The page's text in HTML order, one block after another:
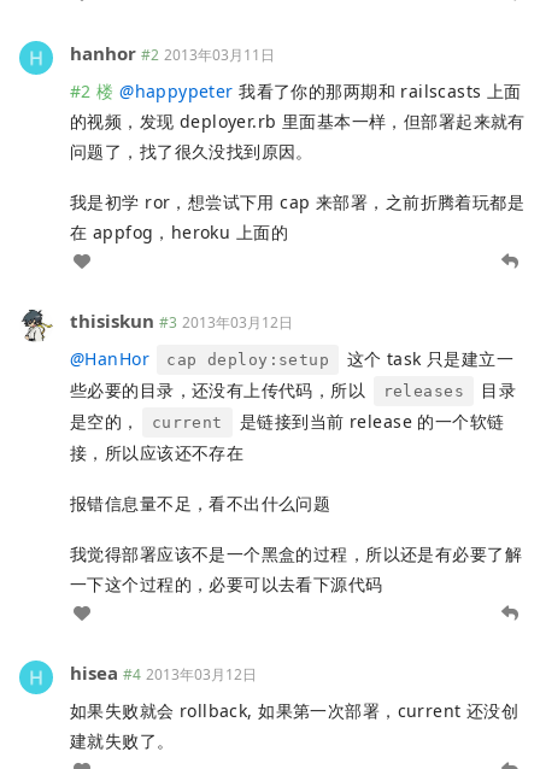
hanhor #2 2013年03月11日
#2 楼 @happypeter 我看了你的那两期和 railscasts 上面
的视频，发现 deployer.rb 里面基本一样，但部署起来就有
问题了，找了很久没找到原因。
我是初学 ror，想尝试下用 cap 来部署，之前折腾着玩都是
在 appfog，heroku 上面的
thisiskun #3 2013年03月12日
@HanHor cap deploy:setup
这个 task 只是建立一
些必要的目录，还没有上传代码，所以
releases
目录
是空的，
current
是链接到当前 release 的一个软链
接，所以应该还不存在
报错信息量不足，看不出什么问题
我觉得部署应该不是一个黑盒的过程，所以还是有必要了解
一下这个过程的，必要可以去看下源代码
hisea #4 2013年03月12日
如果失败就会 rollback, 如果第一次部署，current 还没创
建就失败了。